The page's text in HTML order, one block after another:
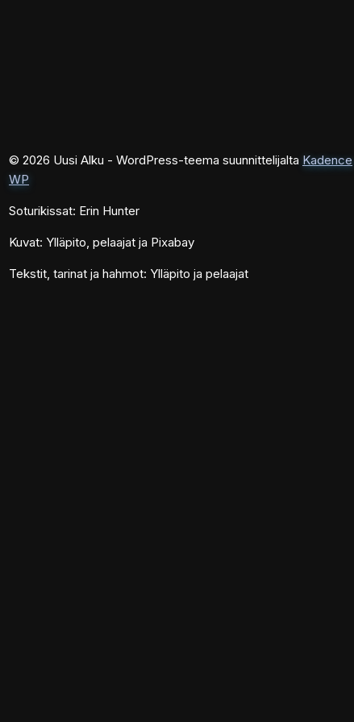
© 2026 Uusi Alku - WordPress-teema suunnittelijalta Kadence
WP
Soturikissat: Erin Hunter
Kuvat: Ylläpito, pelaajat ja Pixabay
Tekstit, tarinat ja hahmot: Ylläpito ja pelaajat